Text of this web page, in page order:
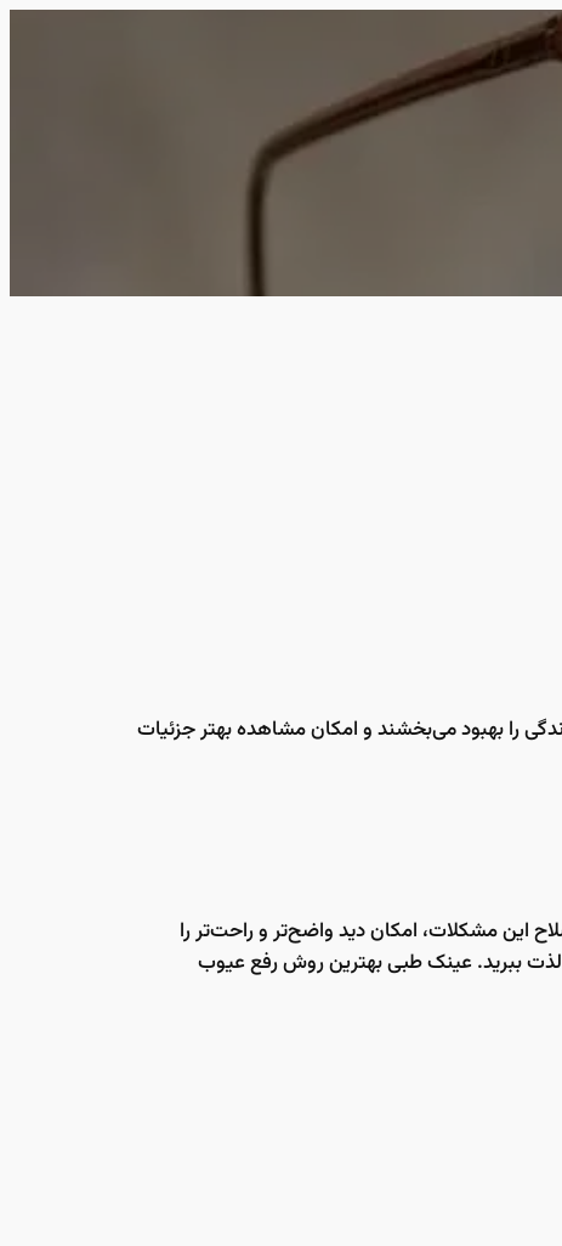
را بهبود می‌بخشند و امکان مشاهده بهتر جزئیات
این مشکلات، امکان دید واضح‌تر و راحت‌تر را
لذت ببرید. عینک طبی بهترین روش رفع عیوب